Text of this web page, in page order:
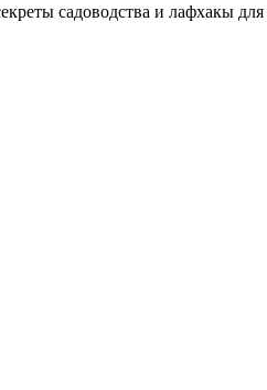
садоводства и лафхакы